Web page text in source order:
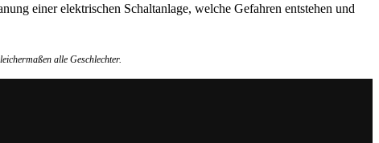
einer elektrischen Schaltanlage, welche Gefahren entstehen und
alle Geschlechter.